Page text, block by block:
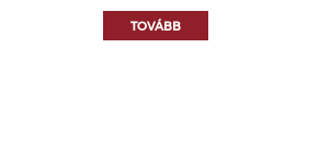
TOVÁBB